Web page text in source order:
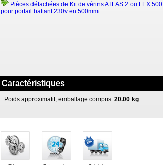
Pièces détachées de Kit de vérins ATLAS 2 ou LEX 500
pour portail battant 230v en 500mm
Caractéristiques
Poids approximatif, emballage compris:20.00 kg